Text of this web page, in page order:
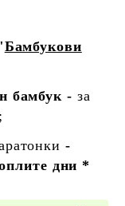
Бамбукови
бамбук - за
-
дни *